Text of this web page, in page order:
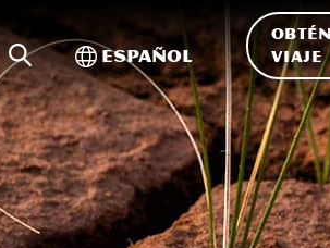
Búsqueda en el sitio
Alternar
Español
VIAJE